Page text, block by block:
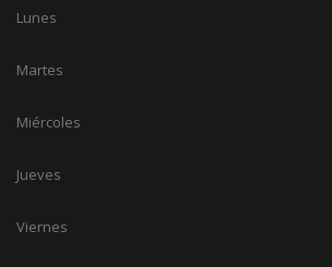
Lunes
Martes
Miércoles
Jueves
Viernes